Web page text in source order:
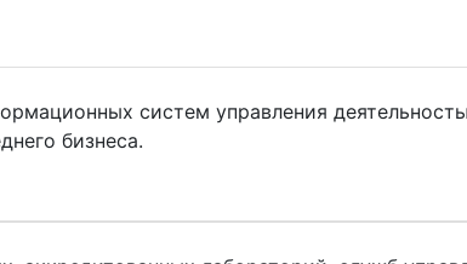
систем управления
бизнеса.